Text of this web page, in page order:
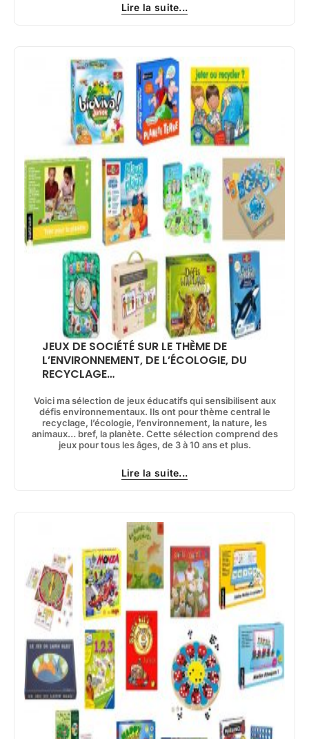
Lire la suite...
JEUX DE SOCIÉTÉ SUR LE THÈME DE
L’ENVIRONNEMENT, DE L’ÉCOLOGIE, DU
RECYCLAGE…
Voici ma sélection de jeux éducatifs qui sensibilisent aux
défis environnementaux. Ils ont pour thème central le
recyclage, l’écologie, l’environnement, la nature, les
animaux… bref, la planète. Cette sélection comprend des
jeux pour tous les âges, de 3 à 10 ans et plus.
Lire la suite...